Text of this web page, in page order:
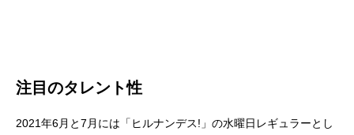
注目のタレント性
2021年6月と7月には「ヒルナンデス!」の水曜日レギュラーとし